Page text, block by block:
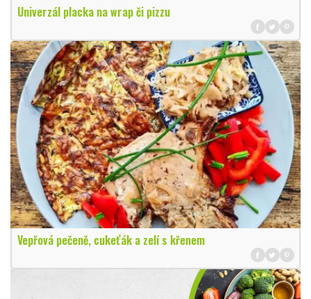
Univerzál placka na wrap či pizzu
Vepřová pečeně, cukeťák a zelí s křenem